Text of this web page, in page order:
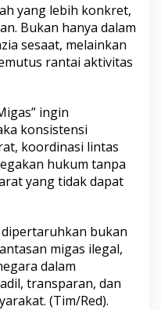
yang lebih konkret,
Bukan hanya dalam
sesaat, melainkan
rantai aktivitas
ingin
konsistensi
koordinasi lintas
hukum tanpa
yang tidak dapat
bukan
migas ilegal,
dalam
transparan, dan
(Tim/Red).